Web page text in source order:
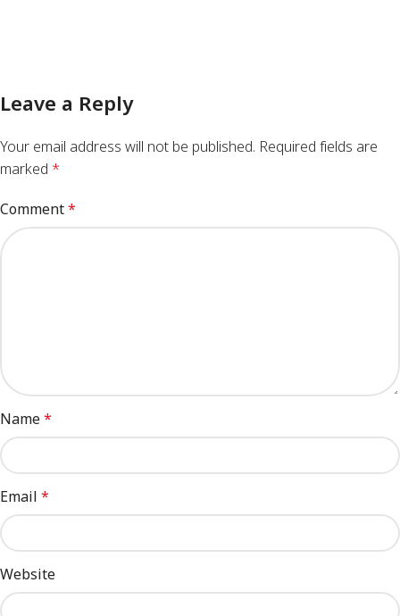
Leave a Reply
Your email address will not be published. Required fields are
marked *
Comment*
Name*
Email *
Website